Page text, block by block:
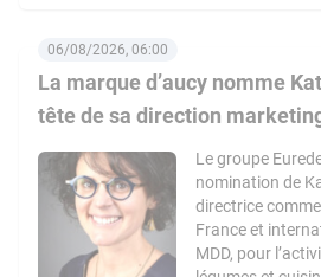
La marque d’aucy nomme
tête de sa direction
06/08/2026, 06:00
Le groupe
nomination de
directrice
France et
MDD, pour